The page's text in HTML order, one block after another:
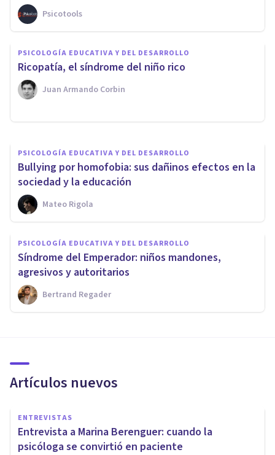
Psicotools
PSICOLOGÍA EDUCATIVA Y DEL DESARROLLO
​Ricopatía, el síndrome del niño rico
Juan Armando Corbin
PSICOLOGÍA EDUCATIVA Y DEL DESARROLLO
Las 3 etapas de la adolescencia
PSICOLOGÍA EDUCATIVA Y DEL DESARROLLO
Bullying por homofobia: sus dañinos efectos en la
sociedad y la educación
Mateo Rigola
PSICOLOGÍA EDUCATIVA Y DEL DESARROLLO
Síndrome del Emperador: niños mandones,
agresivos y autoritarios
Bertrand Regader
Artículos nuevos
ENTREVISTAS
Entrevista a Marina Berenguer: cuando la
psicóloga se convirtió en paciente